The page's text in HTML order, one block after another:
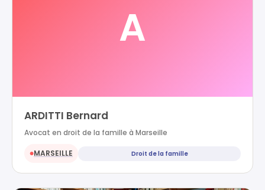
A
ARDITTI Bernard
Avocat en droit de la famille à Marseille
●MARSEILLE Droit de la famille